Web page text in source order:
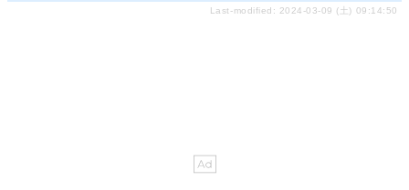
Last-modified: 2024-03-09 (土) 09:14:50